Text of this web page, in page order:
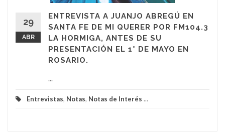
29
ABR
ENTREVISTA A JUANJO ABREGÚ EN
SANTA FE DE MI QUERER POR FM104.3
LA HORMIGA, ANTES DE SU
PRESENTACIÓN EL 1° DE MAYO EN
ROSARIO.
...
Entrevistas, Notas, Notas de Interés ...